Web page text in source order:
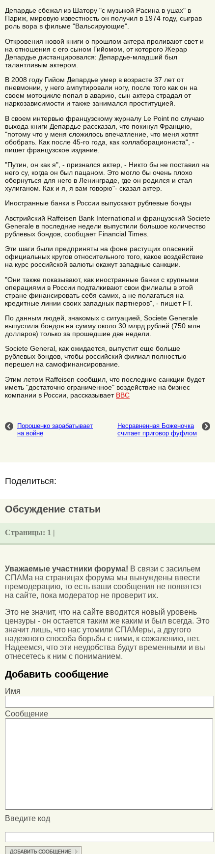
Депардье сбежал из Шатору "с музыкой Расина в ушах" в
Париж, мировую известность он получил в 1974 году, сыграв
роль вора в фильме "Вальсирующие".
Откровения новой книги о прошлом актера проливают свет и
на отношения с его сыном Гийомом, от которого Жерар
Депардье дистанцировался: Депардье-младший был
талантливым актером.
В 2008 году Гийом Депардье умер в возрасте 37 лет от
пневмонии, у него ампутировали ногу, после того как он на
своем мотоцикле попал в аварию, сын актера страдал от
наркозависимости и также занимался проституцией.
В своем интервью французскому журналу Le Point по случаю
выхода книги Депардье рассказал, что покинул Францию,
"потому что у меня сложилось впечатление, что меня хотят
обобрать. Как после 45-го года, как коллаборациониста", -
пишет французское издание.
"Путин, он как я", - признался актер, - Никто бы не поставил на
него су, когда он был пацаном. Это могло бы очень плохо
обернуться для него в Ленинграде, где он родился и стал
хулиганом. Как и я, я вам говорю"- сказал актер.
Иностранные банки в России выпускают рублевые бонды
Австрийский Raffeisen Bank International и французский Societe
Generale в последние недели выпустили большое количество
рублевых бондов, сообщает Financial Times.
Эти шаги были предприняты на фоне растущих опасений
официальных кругов относительного того, какое воздействие
на курс российской валюты окажут западные санкции.
"Они также показывают, как иностранные банки с крупными
операциями в России подталкивают свои филиалы в этой
стране финансировать себя самих, а не полагаться на
кредитные линии своих западных партнеров", - пишет FT.
По данным людей, знакомых с ситуацией, Societe Generale
выпустила бондов на сумму около 30 млрд рублей (750 млн
долларов) только за прошедшие две недели.
Societe General, как ожидается, выпустит еще больше
рублевых бондов, чтобы российский филиал полностью
перешел на самофинансирование.
Этим летом Raffeisen сообщил, что последние санкции будет
иметь "достаточно ограниченное" воздействие на бизнес
компании в России, рассказывает BBC
Порошенко зарабатывает
на войне
Несравненная Боженочка
считает приговор фуфлом
Поделиться:
Обсуждение статьи
Страницы: 1 |
Уважаемые участники форума! В связи с засильем
СПАМа на страницах форума мы вынуждены ввести
премодерацию, то есть ваши сообщения не появятся
на сайте, пока модератор не проверит их.
Это не значит, что на сайте вводится новый уровень
цензуры - он остается таким же каким и был всегда. Это
значит лишь, что нас утомили СПАМеры, а другого
надежного способа борьбы с ними, к сожалению, нет.
Надеемся, что эти неудобства будут временными и вы
отнесетесь к ним с пониманием.
Добавить сообщение
Имя
Сообщение
Введите код